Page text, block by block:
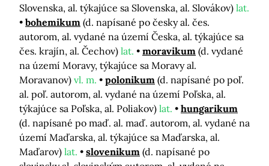
Slovenska, al. týkajúce sa Slovenska, al. Slovákov) lat.
bohemikum (d. napísané po česky al. čes.
autorom, al. vydané na území Česka, al. týkajúce sa
čes. krajín, al. Čechov) lat. moravikum (d. vydané
na území Moravy, týkajúce sa Moravy al.
Moravanov) vl. m. polonikum (d. napísané po poľ.
al. poľ. autorom, al. vydané na území Poľska, al.
týkajúce sa Poľska, al. Poliakov) lat.
hungarikum
(d. napísané po maď. al. maď. autorom, al. vydané na
území Maďarska, al. týkajúce sa Maďarska, al.
Maďarov) lat. slovenikum (d. napísané po